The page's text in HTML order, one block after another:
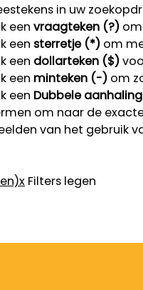
in uw
een vraagteken (?)
een sterretje (*) om
een dollarteken ($)
een minteken (-) om
een Dubbele
om naar de
van het gebruik
x Filters legen